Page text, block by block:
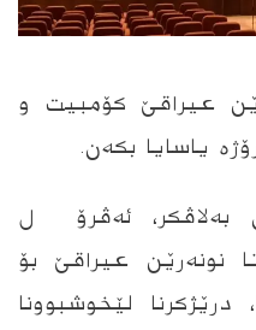
عیراقێ كۆمبیت و
یاسایا بكه‌ن.
به‌لاڤكر، ئه‌ڤرۆ ل
جڤاتا نونه‌رێن عیراقێ بۆ
درێژكرنا لێخوشبوونا